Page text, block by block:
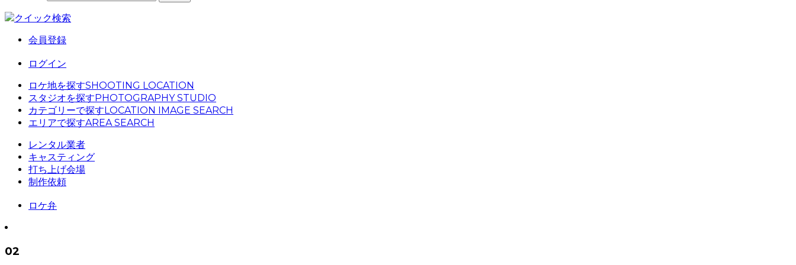
クイック検索
会員登録
ログイン
ロケ地を探すSHOOTING LOCATION
スタジオを探すPHOTOGRAPHY STUDIO
カテゴリーで探すLOCATION IMAGE SEARCH
エリアで探すAREA SEARCH
レンタル業者
キャスティング
打ち上げ会場
制作依頼
ロケ弁
02